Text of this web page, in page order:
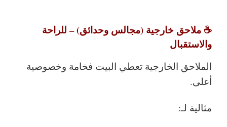
☕ ملاحق خارجية (مجالس وحدائق) – للراحة
والاستقبال
الملاحق الخارجية تعطي البيت فخامة وخصوصية
أعلى.
مثالية لـ: